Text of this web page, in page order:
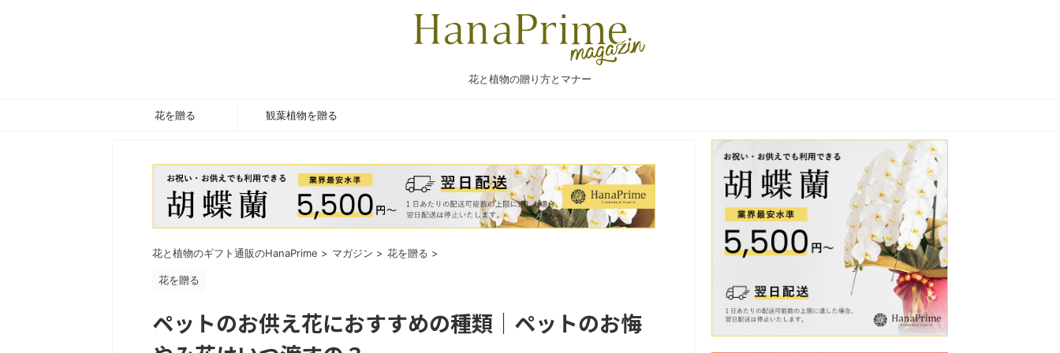
花と植物の贈り方とマナー
花を贈る 観葉植物を贈る
花と植物のギフト通販のHanaPrime > マガジン > 花を贈る >
花を贈る
ペットのお供え花におすすめの種類｜ペットのお悔